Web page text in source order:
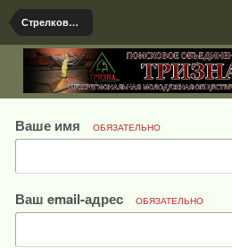
Стрелковое вооружение
Ваше имя ОБЯЗАТЕЛЬНО
Ваш email-адрес ОБЯЗАТЕЛЬНО